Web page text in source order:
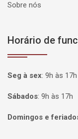
Sobre nós
Horário de
Seg à sex: 9h às 17h
Sábados: 9h às 17h
Domingos e